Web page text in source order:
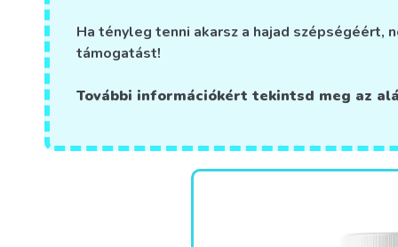
Ha tényleg tenni akarsz a hajad szépségéért,
támogatást!
További információkért tekintsd meg az